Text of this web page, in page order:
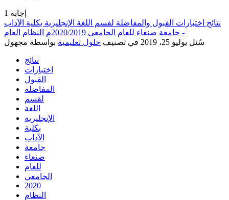
1 إجابة
نتائج اختبارات القبول والمفاضلة لقسم اللغة الإنجليزية بكلية الآداب
- جامعة صنعاء للعام الجامعي 2020/2019م النظام العام
سُئل يوليو 25، 2019 في تصنيف حلول تعليمية بواسطة مجهول
نتائج
اختبارات
القبول
المفاضلة
لقسم
اللغة
الإنجليزية
بكلية
الآداب
جامعة
صنعاء
للعام
الجامعي
2020
النظام